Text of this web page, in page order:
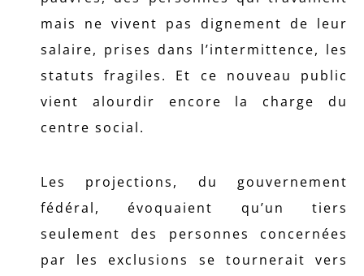
mais ne vivent pas dignement de leur
salaire, prises dans l’intermittence, les
statuts fragiles. Et ce nouveau public
vient alourdir encore la charge du
centre social.
Les projections, du gouvernement
fédéral, évoquaient qu’un tiers
seulement des personnes concernées
par les exclusions se tournerait vers